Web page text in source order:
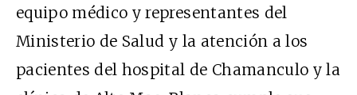
equipo médico y representantes del
Ministerio de Salud y la atención a los
pacientes del hospital de Chamanculo y la